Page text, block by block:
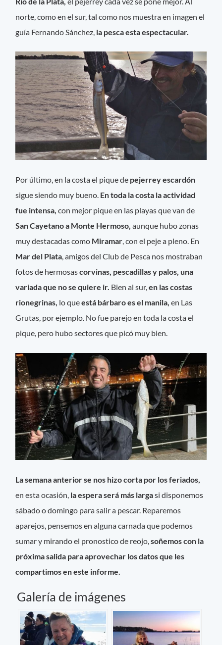
norte, como en el sur, tal como nos muestra en imagen el
guía Fernando Sánchez, la pesca esta espectacular.
Por último, en la costa el pique de pejerrey escardón
sigue siendo muy bueno. En toda la costa la actividad
fue intensa,con mejor pique en las playas que van de
San Cayetano a Monte Hermoso, aunque hubo zonas
muy destacadas como Miramar, con el peje a pleno. En
Mar del Plata, amigos del Club de Pesca nos mostraban
fotos de hermosascorvinas, pescadillas y palos, una
variada que no se quiere ir. Bien al sur,en las costas
rionegrinas, lo queestá bárbaro es el manila, en Las
Grutas, por ejemplo. No fue parejo en toda la costa el
pique, pero hubo sectores que picó muy bien.
La semana anterior se nos hizo corta por los feriados,
en esta ocasión, la espera será más largasi disponemos
sábado o domingo para salir a pescar. Reparemos
aparejos, pensemos en alguna carnada que podemos
sumar y mirando el pronostico de reojo,soñemos con la
próxima salida para aprovechar los datos que les
compartimos en este informe.
Galería de imágenes